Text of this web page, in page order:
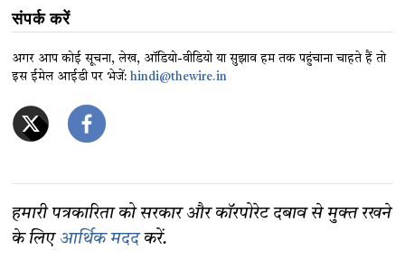
संपर्क करें
अगर आप कोई सूचना, लेख, ऑडियो-वीडियो या सुझाव हम तक पहुंचाना चाहते हैं तो
इस ईमेल आईडी पर भेजें:hindi@thewire.in
हमारी पत्रकारिता को सरकार और कॉरपोरेट दबाव से मुक्त रखने
के लिए आर्थिक मददकरें.